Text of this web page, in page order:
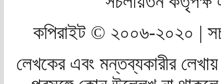
কপিরাইট © ২০০৬-২০২০ |
লেখকের এবং মন্তব্যকারীর